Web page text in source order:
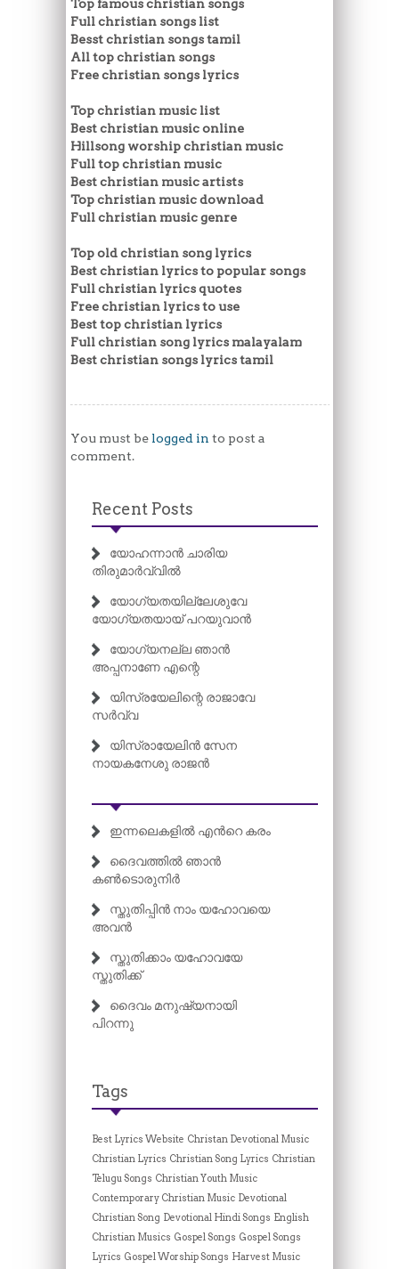
Top famous christian songs
Full christian songs list
Besst christian songs tamil
All top christian songs
Free christian songs lyrics
Top christian music list
Best christian music online
Hillsong worship christian music
Full top christian music
Best christian music artists
Top christian music download
Full christian music genre
Top old christian song lyrics
Best christian lyrics to popular songs
Full christian lyrics quotes
Free christian lyrics to use
Best top christian lyrics
Full christian song lyrics malayalam
Best christian songs lyrics tamil
You must be logged in to post a
comment.
Recent Posts
യോഹന്നാൻ ചാരിയ
തിരുമാർവ്വിൽ
യോഗ്യതയില്ലേശുവേ
യോഗ്യതയായ് പറയുവാൻ
യോഗ്യനല്ല ഞാൻ
അപ്പനാണേ എന്റെ
യിസ്രയേലിന്റെ രാജാവേ
സർവ്വ
യിസ്രായേലിൻ സേന
നായകനേശു രാജൻ
ഇന്നലെകളിൽ എന്‍റെ കരം
ദൈവത്തിൽ ഞാൻ
കൺടൊരുനിർ
സ്തുതിപ്പിൻ നാം യഹോവയെ
അവൻ
സ്തുതിക്കാം യഹോവയേ
സ്തുതിക്ക്
ദൈവം മനുഷ്യനായി
പിറന്നു
Tags
Best Lyrics Website Christan Devotional Music
Christian Lyrics Christian Song Lyrics Christian
Telugu Songs Christian Youth Music
Contemporary Christian Music Devotional
Christian Song Devotional Hindi Songs English
Christian Musics Gospel Songs Gospel Songs
Lyrics Gospel Worship Songs Harvest Music